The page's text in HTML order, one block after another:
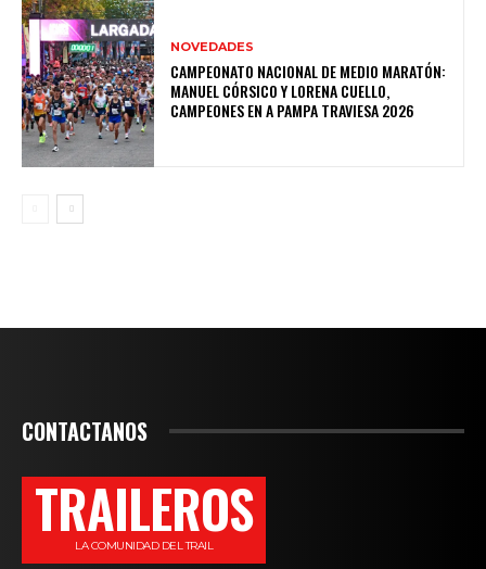
NOVEDADES
CAMPEONATO NACIONAL DE MEDIO MARATÓN:
MANUEL CÓRSICO Y LORENA CUELLO,
CAMPEONES EN A PAMPA TRAVIESA 2026
CONTACTANOS
TRAILEROS
LA COMUNIDAD DEL TRAIL